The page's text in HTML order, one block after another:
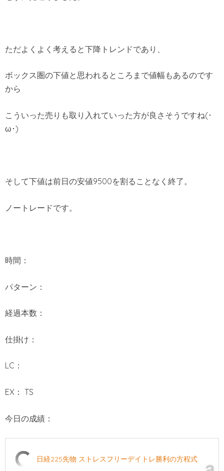
ただよくよく考えると下降トレンドであり、
ボックス圏の下値と思われるところまで値幅もあるのです
から
こういった売りも取り入れていった方が良さそうですね(･
ω･)
そして下値は前日の安値9500を割ることなく終了。
ノートレードです。
時間：
パターン：
経過本数：
仕掛け：
LC：
EX： TS
今日の成績：
日経225先物 ストレスフリーデイトレ勝利の方程式